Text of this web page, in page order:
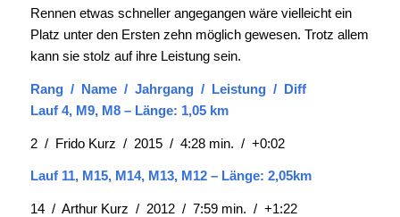
Rennen etwas schneller angegangen wäre vielleicht ein
Platz unter den Ersten zehn möglich gewesen. Trotz allem
kann sie stolz auf ihre Leistung sein.
Rang / Name / Jahrgang / Leistung / Diff
Lauf 4, M9, M8 – Länge: 1,05 km
2 / Frido Kurz / 2015 / 4:28 min. / +0:02
Lauf 11, M15, M14, M13, M12 – Länge: 2,05km
14 / Arthur Kurz / 2012 / 7:59 min. / +1:22